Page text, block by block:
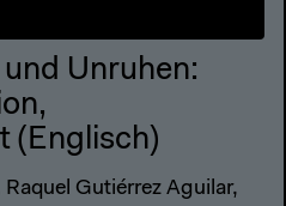
Unruhen:
(Englisch)
Gutiérrez Aguilar,